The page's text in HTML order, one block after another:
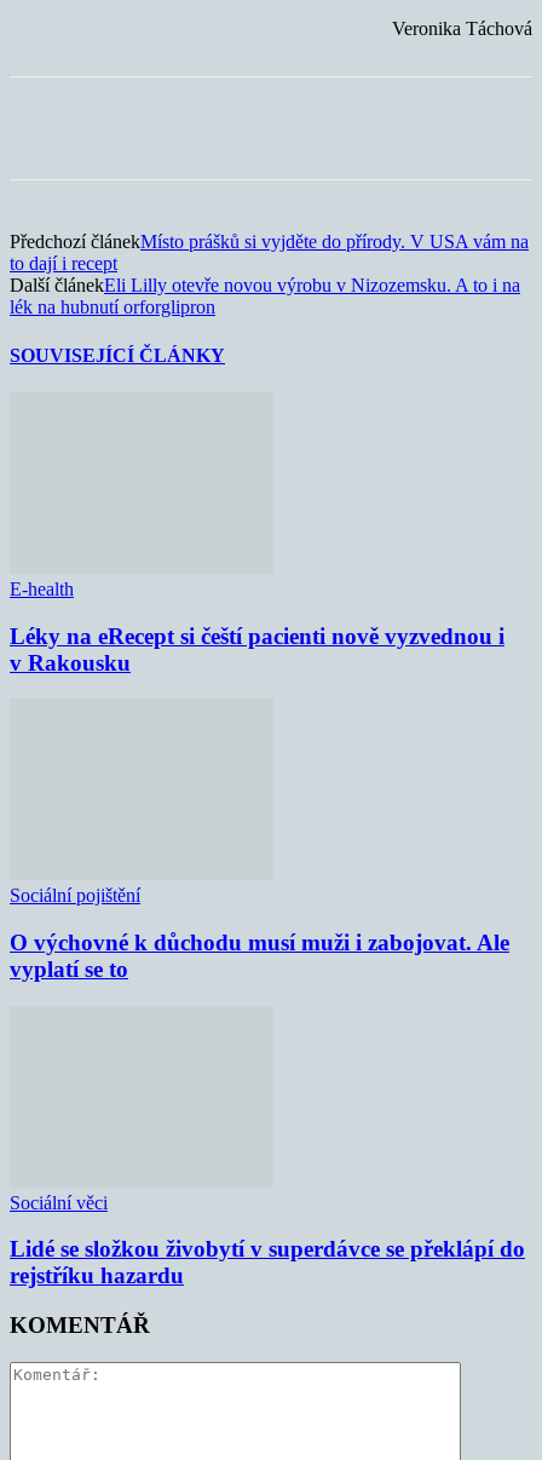
Veronika Táchová
Předchozí článekMísto prášků si vyjděte do přírody. V USA vám na
to dají i recept
Další článekEli Lilly otevře novou výrobu v Nizozemsku. A to i na
lék na hubnutí orforglipron
SOUVISEJÍCÍ ČLÁNKY
E-health
Léky na eRecept si čeští pacienti nově vyzvednou i
v Rakousku
Sociální pojištění
O výchovné k důchodu musí muži i zabojovat. Ale
vyplatí se to
Sociální věci
Lidé se složkou živobytí v superdávce se překlápí do
rejstříku hazardu
KOMENTÁŘ